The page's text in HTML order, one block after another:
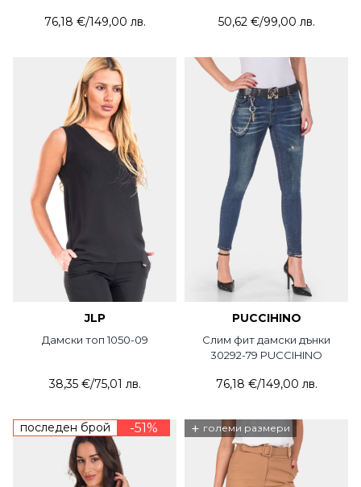
76,18 €/149,00 лв. 50,62 €/99,00 лв.
JLP
Дамски топ 1050-09
38,35 €/75,01 лв.
PUCCIHINO
Слим фит дамски дънки
30292-79 PUCCIHINO
76,18 €/149,00 лв.
последен брой -51% + големи размери